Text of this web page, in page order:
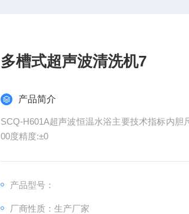
多槽式超声波清洗机7
产品简介
SCQ-H601A超声波恒温水浴主要技术指标内胆
00度精度:±0
产品型号：
厂商性质：生产厂家